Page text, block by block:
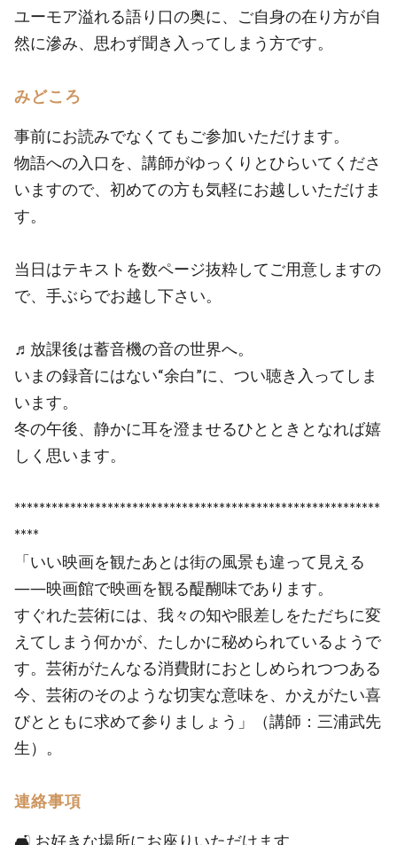
ユーモア溢れる語り口の奥に、ご自身の在り方が自
然に滲み、思わず聞き入ってしまう方です。
みどころ
事前にお読みでなくてもご参加いただけます。
物語への入口を、講師がゆっくりとひらいてくださ
いますので、初めての方も気軽にお越しいただけま
す。
当日はテキストを数ページ抜粋してご用意しますの
で、手ぶらでお越し下さい。
♬放課後は蓄音機の音の世界へ。
いまの録音にはない“余白”に、つい聴き入ってしま
います。
冬の午後、静かに耳を澄ませるひとときとなれば嬉
しく思います。
***********************************************************
****
「いい映画を観たあとは街の風景も違って見える
――映画館で映画を観る醍醐味であります。
すぐれた芸術には、我々の知や眼差しをただちに変
えてしまう何かが、たしかに秘められているようで
す。芸術がたんなる消費財におとしめられつつある
今、芸術のそのような切実な意味を、かえがたい喜
びとともに求めて参りましょう」（講師：三浦武先
生）。
連絡事項
🛋 お好きな場所にお座りいただけます